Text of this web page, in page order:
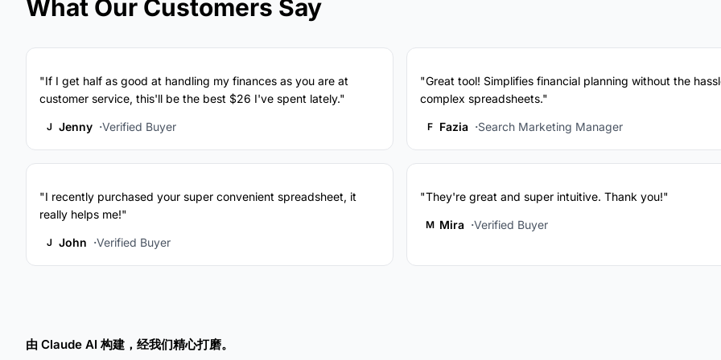
What Our Customers Say
"If I get half as good at handling my finances as you are at
customer service, this'll be the best $26 I've spent lately."
J Jenny Verified Buyer
"Great tool! Simplifies financial planning without the
complex spreadsheets."
F Fazia Search Marketing Manager
"I recently purchased your super convenient spreadsheet, it
really helps me!"
J John Verified Buyer
"They're great and super intuitive. Thank you!"
M Mira Verified Buyer
由 Claude AI 构建，经我们精心打磨。